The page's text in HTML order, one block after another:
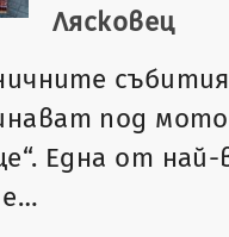
Лясковец
под
Една от